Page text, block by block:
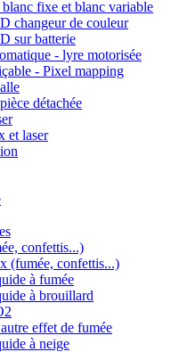
fixe et blanc variable
changeur de couleur
sur batterie
- lyre motorisée
- Pixel mapping
détachée
et laser
confettis...)
(fumée, confettis...)
à fumée
à brouillard
effet de fumée
à neige